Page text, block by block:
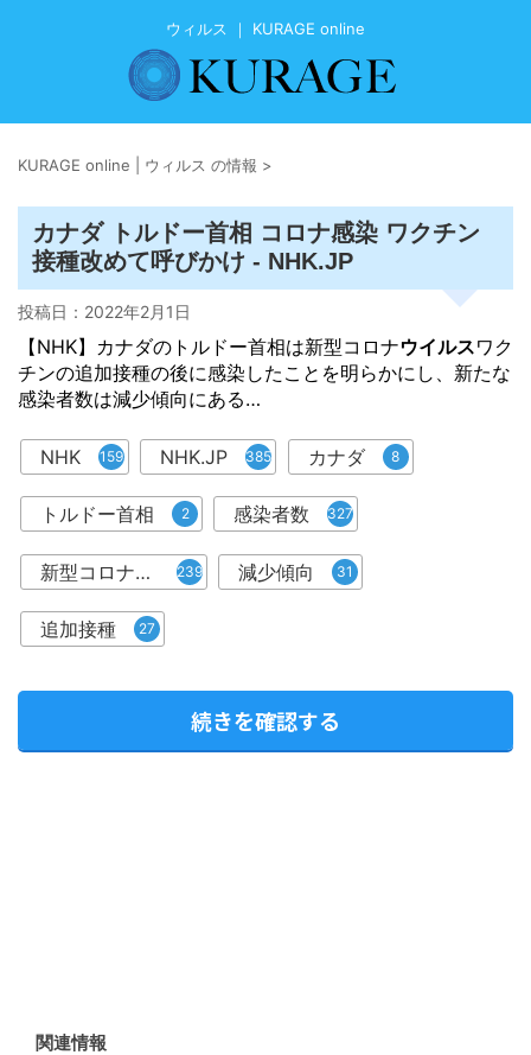
ウィルス ｜ KURAGE online
KURAGE online | ウィルス の情報 >
カナダ トルドー首相 コロナ感染 ワクチン
接種改めて呼びかけ - NHK.JP
投稿日： 2022年2月1日
【NHK】カナダのトルドー首相は新型コロナウイルスワク
チンの追加接種の後に感染したことを明らかにし、新たな
感染者数は減少傾向にある…
NHK 159 NHK.JP 385 カナダ 8
トルドー首相 2 感染者数 327
新型コロナウイルスワクチン 239 減少傾向 31
追加接種 27
続きを確認する
関連情報